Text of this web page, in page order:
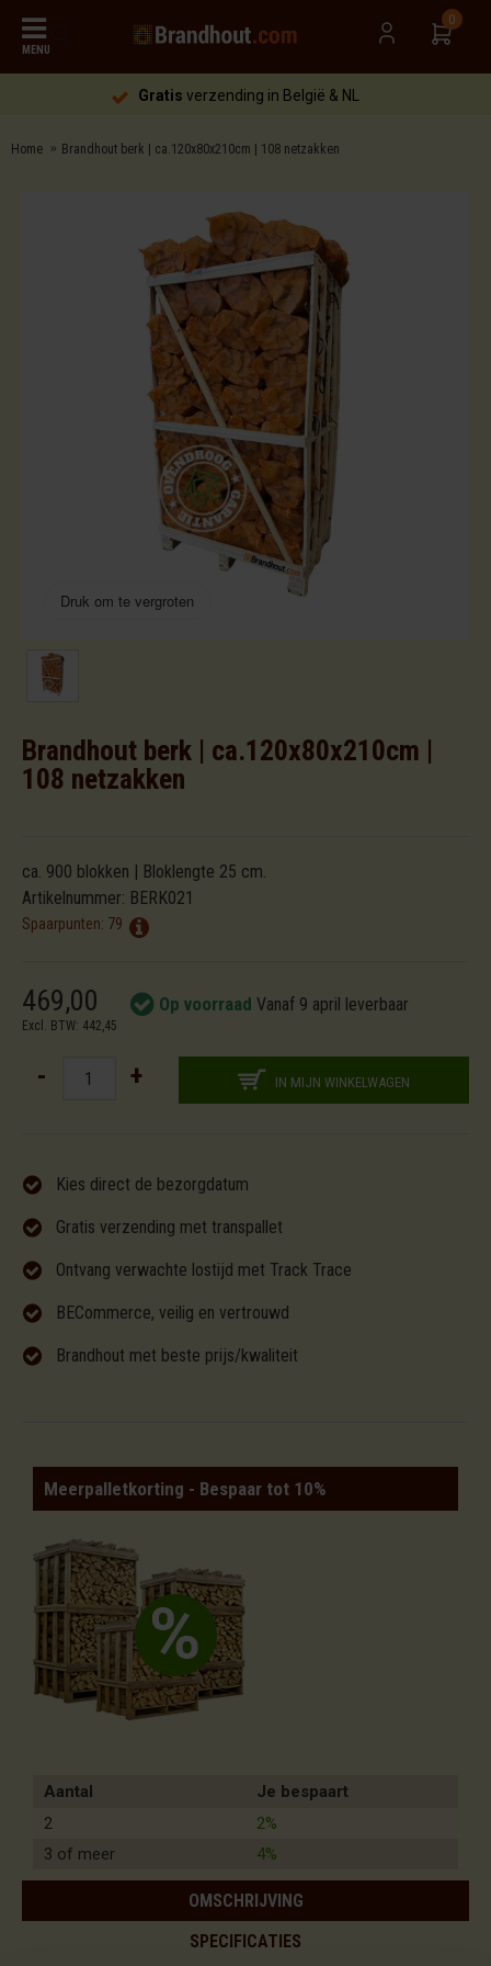
MENU
0
Gratis verzending in België & NL
Home Brandhout berk | ca.120x80x210cm | 108 netzakken
Druk om te vergroten
Brandhout berk | ca.120x80x210cm |
108 netzakken
ca. 900 blokken | Bloklengte 25 cm.
Artikelnummer: BERK021
Spaarpunten: 79
469,00 Op voorraad Vanaf 9 april leverbaar
Excl. BTW: 442,45
- + IN MIJN WINKELWAGEN
Kies direct de bezorgdatum
Gratis verzending met transpallet
Ontvang verwachte lostijd met Track Trace
BECommerce, veilig en vertrouwd
Brandhout met beste prijs/kwaliteit
Meerpalletkorting - Bespaar tot 10%
Aantal
Je bespaart
2
2%
3 of meer
4%
OMSCHRIJVING
SPECIFICATIES